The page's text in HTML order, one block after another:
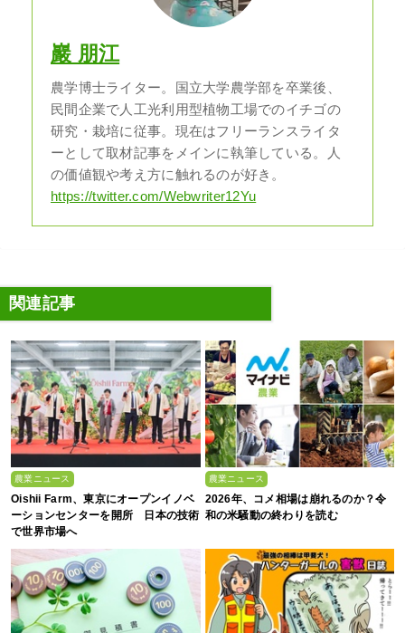
巖 朋江
農学博士ライター。国立大学農学部を卒業後、
民間企業で人工光利用型植物工場でのイチゴの
研究・栽培に従事。現在はフリーランスライタ
ーとして取材記事をメインに執筆している。人
の価値観や考え方に触れるのが好き。
https://twitter.com/Webwriter12Yu
関連記事
農業ニュース
Oishii Farm、東京にオープンイノベ
ーションセンターを開所 日本の技術
で世界市場へ
農業ニュース
2026年、コメ相場は崩れるのか？令
和の米騒動の終わりを読む